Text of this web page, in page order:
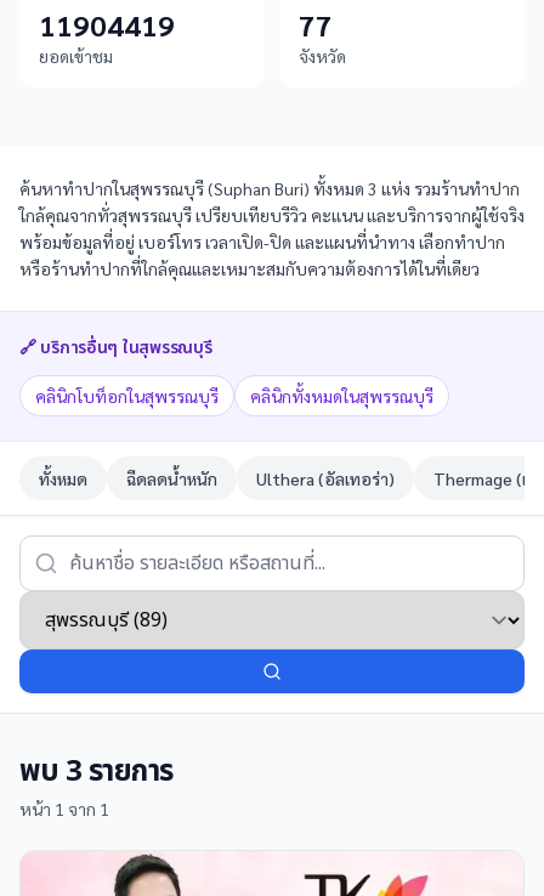
11904419
ยอดเข้าชม
77
จังหวัด
ค้นหาทำปากในสุพรรณบุรี (Suphan Buri) ทั้งหมด 3 แห่ง รวมร้านทำปาก
ใกล้คุณจากทั่วสุพรรณบุรี เปรียบเทียบรีวิว คะแนน และบริการจากผู้ใช้จริง
พร้อมข้อมูลที่อยู่ เบอร์โทร เวลาเปิด-ปิด และแผนที่นำทาง เลือกทำปาก
หรือร้านทำปากที่ใกล้คุณและเหมาะสมกับความต้องการได้ในที่เดียว
🔗 บริการอื่นๆ ในสุพรรณบุรี
คลินิกโบท็อกในสุพรรณบุรี คลินิกทั้งหมดในสุพรรณบุรี
ทั้งหมด ฉีดลดน้ำหนัก Ulthera (อัลเทอร่า) Thermage (เท
พบ 3รายการ
หน้า 1 จาก 1